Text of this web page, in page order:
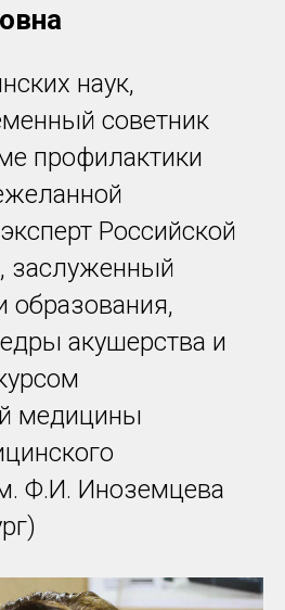
наук,
советник
профилактики
Российской
заслуженный
образования,
акушерства и
медицины
Ф.И. Иноземцева